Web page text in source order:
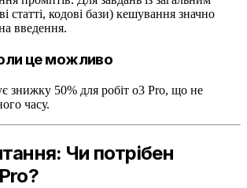
статті, кодові бази) кешування значно
введення.
це можливо
знижку 50% для робіт o3 Pro, що не
часу.
Чи потрібен